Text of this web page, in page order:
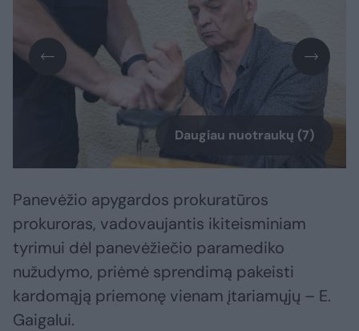
Daugiau nuotraukų (7)
Panevėžio apygardos prokuratūros
prokuroras, vadovaujantis ikiteisminiam
tyrimui dėl panevėžiečio paramediko
nužudymo, priėmė sprendimą pakeisti
kardomąją priemonę vienam įtariamųjų – E.
Gaigalui.